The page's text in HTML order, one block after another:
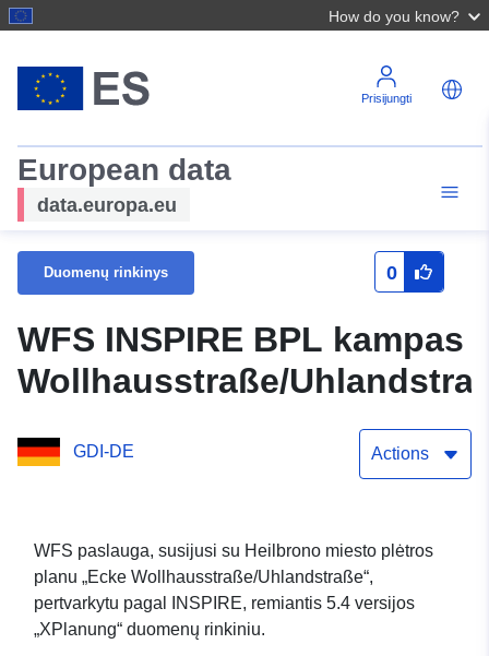
How do you know?
Prisijungti
European data
data.europa.eu
Duomenų rinkinys 0
WFS INSPIRE BPL kampas
Wollhausstraße/
GDI-DE Actions
WFS paslauga, susijusi su Heilbrono miesto plėtros
planu „Ecke Wollhausstraße/Uhlandstraße“,
pertvarkytu pagal INSPIRE, remiantis 5.4 versijos
„XPlanung“ duomenų rinkiniu.